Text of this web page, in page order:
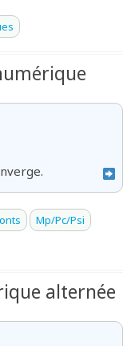
Mp/Pc/Psi
alternée